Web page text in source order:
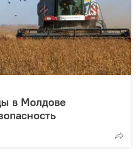
в Молдове